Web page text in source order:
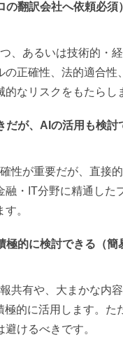
翻訳会社へ依頼必須）
、あるいは技術的・
の正確性、法的適合
なリスクをもたらし
が、AIの活用も検討
性が重要だが、直接
融・IT分野に精通し
。
的に検討できる（簡
共有や、大まかな内
極的に活用します。
けるべきです。